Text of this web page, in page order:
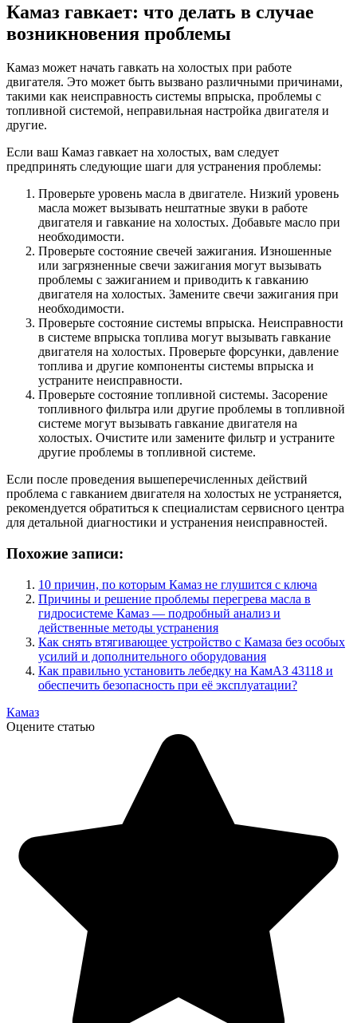
Камаз гавкает: что делать в случае
возникновения проблемы
Камаз может начать гавкать на холостых при работе
двигателя. Это может быть вызвано различными причинами,
такими как неисправность системы впрыска, проблемы с
топливной системой, неправильная настройка двигателя и
другие.
Если ваш Камаз гавкает на холостых, вам следует
предпринять следующие шаги для устранения проблемы:
Проверьте уровень масла в двигателе. Низкий уровень
масла может вызывать нештатные звуки в работе
двигателя и гавкание на холостых. Добавьте масло при
необходимости.
Проверьте состояние свечей зажигания. Изношенные
или загрязненные свечи зажигания могут вызывать
проблемы с зажиганием и приводить к гавканию
двигателя на холостых. Замените свечи зажигания при
необходимости.
Проверьте состояние системы впрыска. Неисправности
в системе впрыска топлива могут вызывать гавкание
двигателя на холостых. Проверьте форсунки, давление
топлива и другие компоненты системы впрыска и
устраните неисправности.
Проверьте состояние топливной системы. Засорение
топливного фильтра или другие проблемы в топливной
системе могут вызывать гавкание двигателя на
холостых. Очистите или замените фильтр и устраните
другие проблемы в топливной системе.
Если после проведения вышеперечисленных действий
проблема с гавканием двигателя на холостых не устраняется,
рекомендуется обратиться к специалистам сервисного центра
для детальной диагностики и устранения неисправностей.
Похожие записи:
10 причин, по которым Камаз не глушится с ключа
Причины и решение проблемы перегрева масла в
гидросистеме Камаз — подробный анализ и
действенные методы устранения
Как снять втягивающее устройство с Камаза без особых
усилий и дополнительного оборудования
Как правильно установить лебедку на КамАЗ 43118 и
обеспечить безопасность при её эксплуатации?
Камаз
Оцените статью